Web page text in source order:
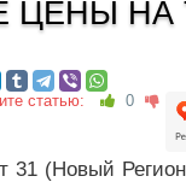
ЦЕНЫ НА
статью: 0
31 (Новый